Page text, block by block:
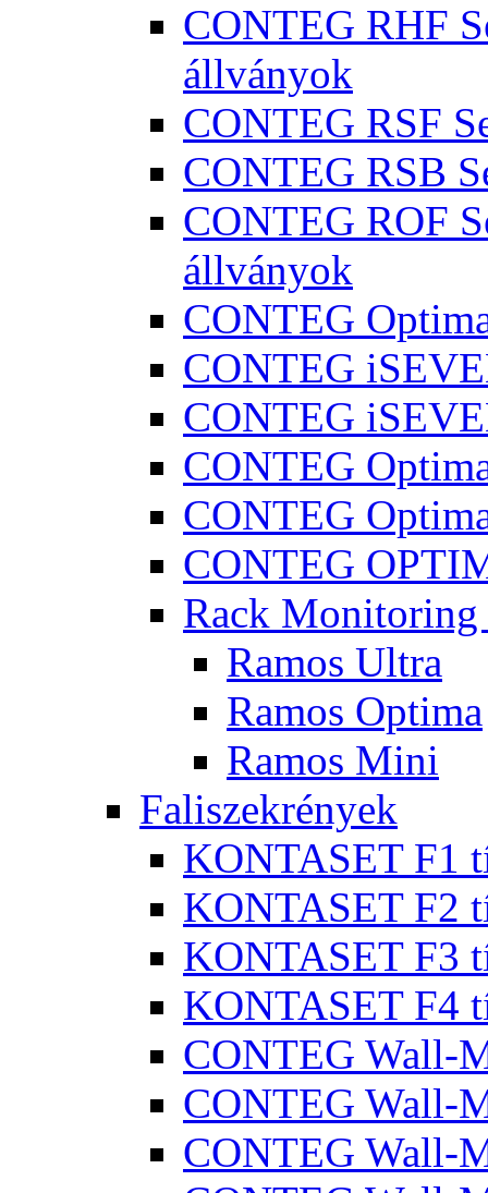
CONTEG RHF
állványok
CONTEG RSF
CONTEG RSB
CONTEG ROF
állványok
CONTEG
CONTEG
CONTEG
CONTEG
CONTEG
CONTEG
Rack Monitoring
Ramos Ultra
Ramos Optima
Ramos Mini
Faliszekrények
KONTASET F1
KONTASET F2
KONTASET F3
KONTASET F4
CONTEG Wall-
CONTEG Wall-
CONTEG Wall-